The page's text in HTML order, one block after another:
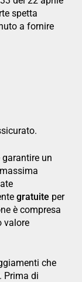
spetta
a fornire
garantire un
gratuite per
è compresa
valore
che
Prima di